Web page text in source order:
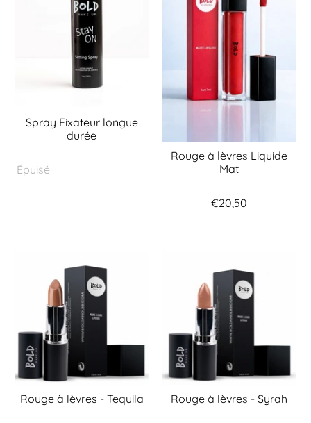
Spray Fixateur longue
durée
Épuisé
Rouge à lèvres Liquide
Mat
€20,50
Rouge à lèvres - Tequila Rouge à lèvres - Syrah